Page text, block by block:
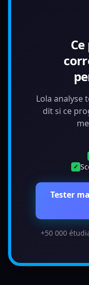
Lola analyse
dit si ce
✓
Tester
+50 000